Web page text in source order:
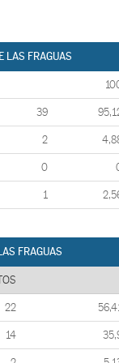
LAS FRAGUAS
39
2
0
1
FRAGUAS
22
14